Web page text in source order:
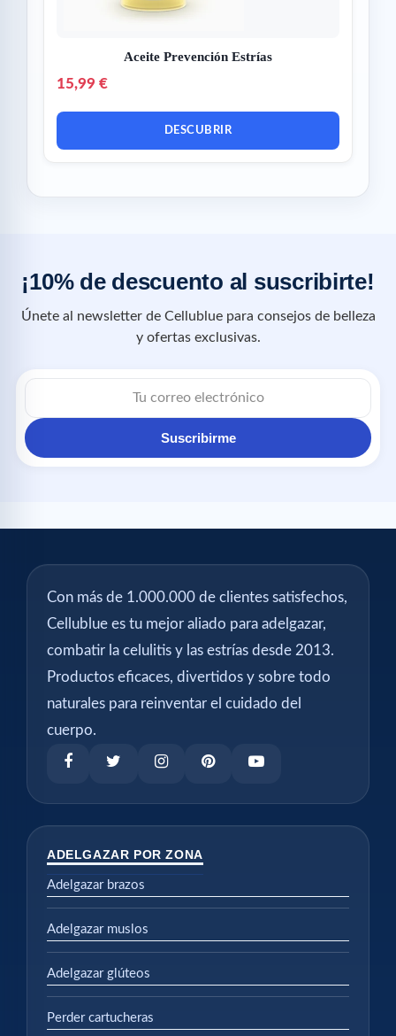
Aceite Prevención Estrías
15,99 €
DESCUBRIR
¡10% de descuento al suscribirte!
Únete al newsletter de Cellublue para consejos de belleza
y ofertas exclusivas.
Suscribirme
Con más de 1.000.000 de clientes satisfechos,
Cellublue es tu mejor aliado para adelgazar,
combatir la celulitis y las estrías desde 2013.
Productos eficaces, divertidos y sobre todo
naturales para reinventar el cuidado del
cuerpo.
ADELGAZAR POR ZONA
Adelgazar brazos
Adelgazar muslos
Adelgazar glúteos
Perder cartucheras